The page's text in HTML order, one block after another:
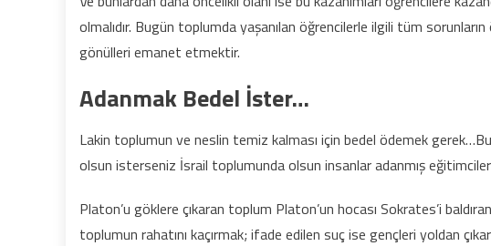
olmalıdır. Bugün toplumda yaşanılan öğrencilerle ilgili tüm
gönülleri emanet etmektir.
Adanmak Bedel İster…
Lakin toplumun ve neslin temiz kalması için bedel ödemek
olsun isterseniz İsrail toplumunda olsun insanlar adanmış
Platon’u göklere çıkaran toplum Platon’un hocası Sokrates’i
toplumun rahatını kaçırmak; ifade edilen suç ise gençleri yoldan